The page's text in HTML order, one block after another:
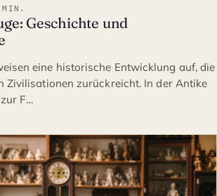
Geschichte und
eine historische Entwicklung auf, die
Zivilisationen zurückreicht. In der Antike
F…